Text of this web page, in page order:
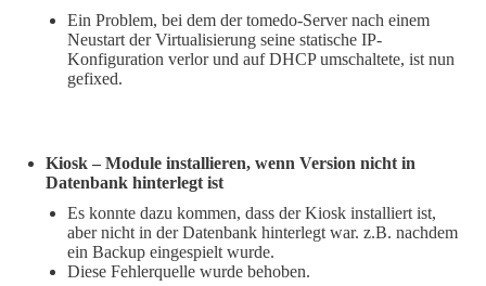
Ein Problem, bei dem der tomedo-Server nach einem
Neustart der Virtualisierung seine statische IP-
Konfiguration verlor und auf DHCP umschaltete, ist nun
gefixed.
Kiosk – Module installieren, wenn Version nicht in
Datenbank hinterlegt ist
Es konnte dazu kommen, dass der Kiosk installiert ist,
aber nicht in der Datenbank hinterlegt war. z.B. nachdem
ein Backup eingespielt wurde.
Diese Fehlerquelle wurde behoben.